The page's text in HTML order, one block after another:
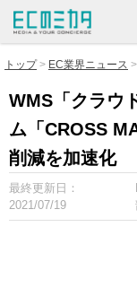
トップ EC業界ニュース
WMS「クラウ
ム「CROSS
削減を加速化
最終更新日：
2021/07/19